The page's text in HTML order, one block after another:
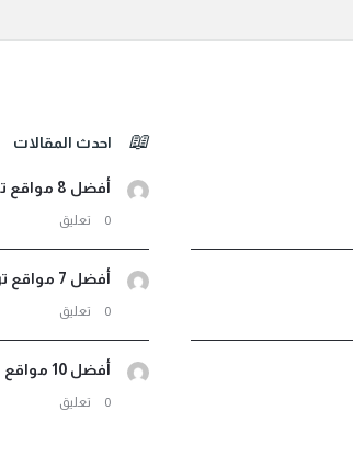
احدث المقالات
أفضل 8 مواقع ترجمة من عربي لأثيوبي صوت ونصوص مجانية
‫0 تعليق
أفضل 7 مواقع ترجمة من عربي إلى اندونيسيا فورية مجانية
‫0 تعليق
أفضل 10 مواقع ترجمة عربي فرنسي لترجمة مجانية احترافية
‫0 تعليق